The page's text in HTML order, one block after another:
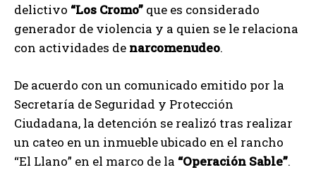
delictivo “Los Cromo” que es considerado
generador de violencia y a quien se le relaciona
con actividades de narcomenudeo.
De acuerdo con un comunicado emitido por la
Secretaría de Seguridad y Protección
Ciudadana, la detención se realizó tras realizar
un cateo en un inmueble ubicado en el rancho
“El Llano” en el marco de la “Operación Sable”.